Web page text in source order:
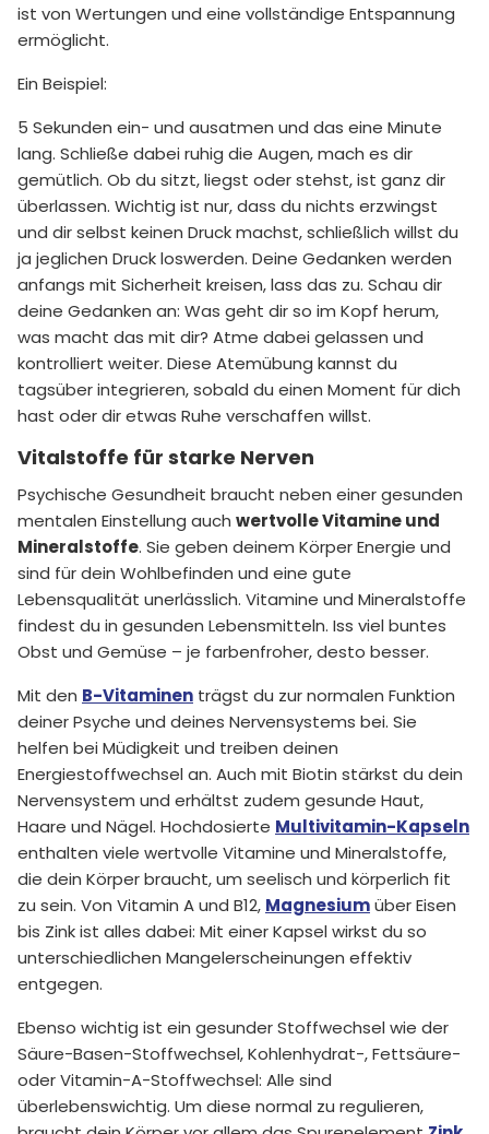
ist von Wertungen und eine vollständige Entspannung
ermöglicht.
Ein Beispiel:
5 Sekunden ein- und ausatmen und das eine Minute
lang. Schließe dabei ruhig die Augen, mach es dir
gemütlich. Ob du sitzt, liegst oder stehst, ist ganz dir
überlassen. Wichtig ist nur, dass du nichts erzwingst
und dir selbst keinen Druck machst, schließlich willst du
ja jeglichen Druck loswerden. Deine Gedanken werden
anfangs mit Sicherheit kreisen, lass das zu. Schau dir
deine Gedanken an: Was geht dir so im Kopf herum,
was macht das mit dir? Atme dabei gelassen und
kontrolliert weiter. Diese Atemübung kannst du
tagsüber integrieren, sobald du einen Moment für dich
hast oder dir etwas Ruhe verschaffen willst.
Vitalstoffe für starke Nerven
Psychische Gesundheit braucht neben einer gesunden
mentalen Einstellung auch wertvolle Vitamine und
Mineralstoffe. Sie geben deinem Körper Energie und
sind für dein Wohlbefinden und eine gute
Lebensqualität unerlässlich. Vitamine und Mineralstoffe
findest du in gesunden Lebensmitteln. Iss viel buntes
Obst und Gemüse – je farbenfroher, desto besser.
Mit den B-Vitaminen trägst du zur normalen Funktion
deiner Psyche und deines Nervensystems bei. Sie
helfen bei Müdigkeit und treiben deinen
Energiestoffwechsel an. Auch mit Biotin stärkst du dein
Nervensystem und erhältst zudem gesunde Haut,
Haare und Nägel. Hochdosierte Multivitamin-Kapseln
enthalten viele wertvolle Vitamine und Mineralstoffe,
die dein Körper braucht, um seelisch und körperlich fit
zu sein. Von Vitamin A und B12, Magnesiumüber Eisen
bis Zink ist alles dabei: Mit einer Kapsel wirkst du so
unterschiedlichen Mangelerscheinungen effektiv
entgegen.
Ebenso wichtig ist ein gesunder Stoffwechsel wie der
Säure-Basen-Stoffwechsel, Kohlenhydrat-, Fettsäure-
oder Vitamin-A-Stoffwechsel: Alle sind
überlebenswichtig. Um diese normal zu regulieren,